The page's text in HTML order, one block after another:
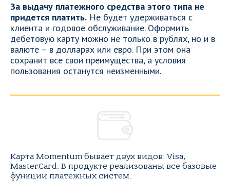
За выдачу платежного средства этого типа не
придется платить. Не будет удерживаться с
клиента и годовое обслуживание. Оформить
дебетовую карту можно не только в рублях, но и в
валюте – в долларах или евро. При этом она
сохранит все свои преимущества, а условия
пользования останутся неизменными.
Карта Momentum бывает двух видов: Visa,
MasterCard. В продукте реализованы все базовые
функции платежных систем.